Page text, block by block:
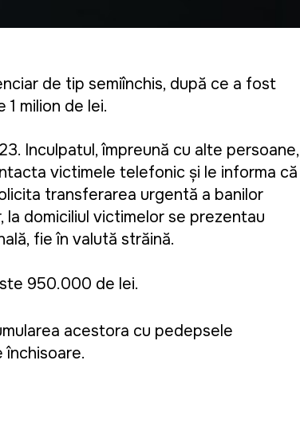
de tip semiînchis, după ce a fost
milion de lei.
Inculpatul, împreună cu alte persoane,
victimele telefonic și le informa că
transferarea urgentă a banilor
domiciliul victimelor se prezentau
fie în valută străină.
950.000 de lei.
acestora cu pedepsele